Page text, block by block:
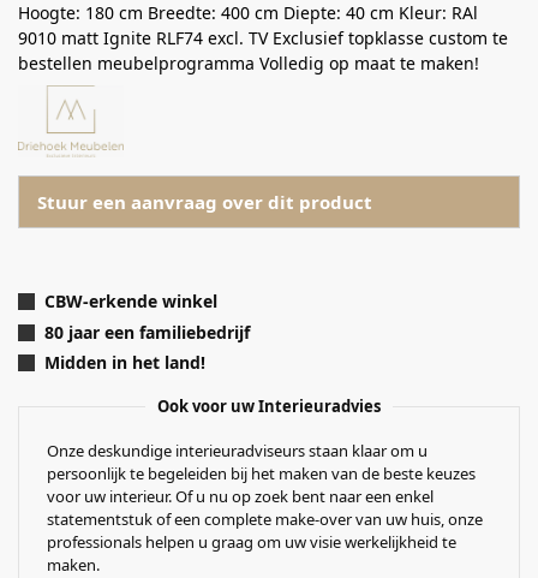
Hoogte: 180 cm Breedte: 400 cm Diepte: 40 cm Kleur: RAl
9010 matt Ignite RLF74 excl. TV Exclusief topklasse custom te
bestellen meubelprogramma Volledig op maat te maken!
Stuur een aanvraag over dit product
CBW-erkende winkel
80 jaar een familiebedrijf
Midden in het land!
Ook voor uw Interieuradvies
Onze deskundige interieuradviseurs staan klaar om u
persoonlijk te begeleiden bij het maken van de beste keuzes
voor uw interieur. Of u nu op zoek bent naar een enkel
statementstuk of een complete make-over van uw huis, onze
professionals helpen u graag om uw visie werkelijkheid te
maken.